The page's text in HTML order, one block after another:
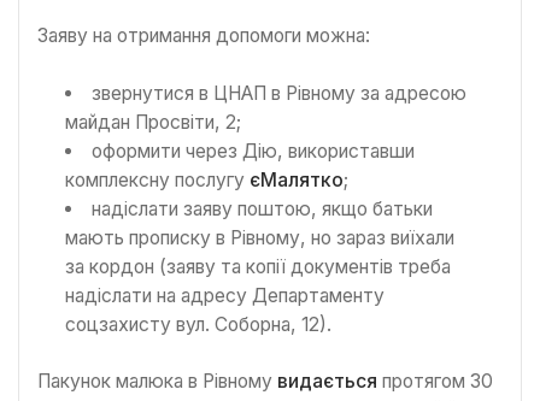
Заяву на отримання допомоги можна:
звернутися в ЦНАП в Рівному за адресою
майдан Просвіти, 2;
оформити через Дію, використавши
комплексну послугу єМалятко;
надіслати заяву поштою, якщо батьки
мають прописку в Рівному, но зараз виїхали
за кордон (заяву та копії документів треба
надіслати на адресу Департаменту
соцзахисту вул. Соборна, 12).
Пакунок малюка в Рівному видається протягом 30